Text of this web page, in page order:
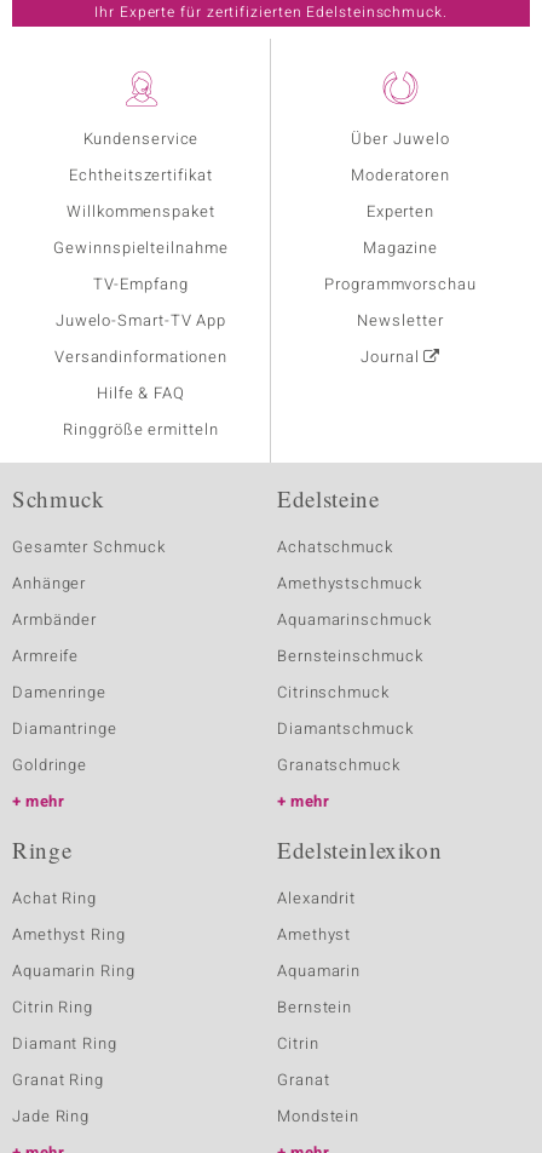
Kundenservice
Echtheitszertifikat
Willkommenspaket
Gewinnspielteilnahme
TV-Empfang
Juwelo-Smart-TV App
Versandinformationen
Hilfe & FAQ
Ringgröße ermitteln
Über Juwelo
Moderatoren
Experten
Magazine
Programmvorschau
Newsletter
Journal
Ihr Experte für zertifizierten Edelsteinschmuck.
Schmuck
Gesamter Schmuck
Anhänger
Armbänder
Armreife
Damenringe
Diamantringe
Goldringe
mehr
Edelsteine
Achatschmuck
Amethystschmuck
Aquamarinschmuck
Bernsteinschmuck
Citrinschmuck
Diamantschmuck
Granatschmuck
mehr
Ringe
Achat Ring
Amethyst Ring
Aquamarin Ring
Citrin Ring
Diamant Ring
Granat Ring
Jade Ring
Edelsteinlexikon
Alexandrit
Amethyst
Aquamarin
Bernstein
Citrin
Granat
Mondstein